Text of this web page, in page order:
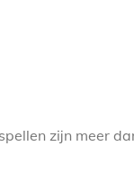
zijn meer